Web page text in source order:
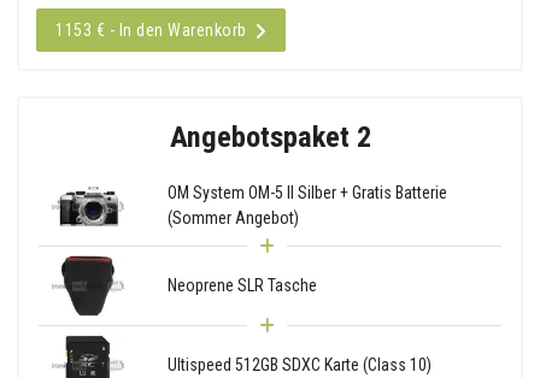
1153 € - In den Warenkorb
Angebotspaket 2
OM System OM-5 II Silber + Gratis Batterie
(Sommer Angebot)
Neoprene SLR Tasche
Ultispeed 512GB SDXC Karte (Class 10)